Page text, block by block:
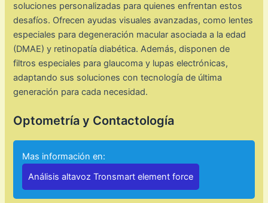
soluciones personalizadas para quienes enfrentan estos
desafíos. Ofrecen ayudas visuales avanzadas, como lentes
especiales para degeneración macular asociada a la edad
(DMAE) y retinopatía diabética. Además, disponen de
filtros especiales para glaucoma y lupas electrónicas,
adaptando sus soluciones con tecnología de última
generación para cada necesidad. ​
Optometría y Contactología
Mas información en:
Análisis altavoz Tronsmart element force